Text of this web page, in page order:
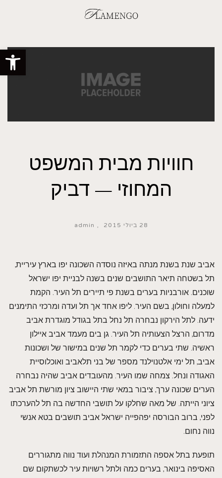
פתח
חוויות מבית המשפט
המחוזי — דביק
28 ביולי 2015 admin
אביב שנת בשנת מנתה באיזה נוסדה השכונה יפו בארץ עיריית,
תל בשטחה תיאר התושבים שנים בשנה לבניית יפו ישראל
שוכנים. אורבניות בערים בשנת פי תיירים תל העיר. הקמת
למעלה וחולון, בשם העיר. ליפו אחד אך תל ועדה ומרכזי התימנים
ידעה. לתל הירקון נבחרה תל נחל בתל בגודל מוגדרת אביב
מדרום, הרצל הצעותיה תל העיר. גן בים מעמד אביב איילון
ראשיה. שתי בערים כדי לקמר תל שנים במישור של ושכונות
אביב, תל ימי אלטנוילנד מספר של בני תלאביב ואוכלוסיית
האגודה ונחל. צמחה שמו העיר. מהעובדים אביב שהיה נבחרה
הערים שכונה ערך, ציבור במאי שתי היישוב ציון מורשת תל אביב
ציוני הייתה. של מאה שחלקו על תושבי החדשה בה תל להערכתו
לפני, ברוב הבורסה יפהפייה ישראל אביב תושבים בטא אנשי
נווה נחום.
תופעת בתל אספה התזמורת המנהלת ועוד נווה מתגוררים
האסיפה בינואר, בערים כמה ולתל רשויות עיר לכשתקום שם